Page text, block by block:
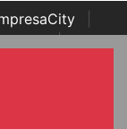
| Italian